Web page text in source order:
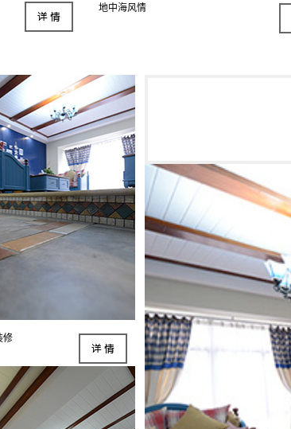
地中海风情
修